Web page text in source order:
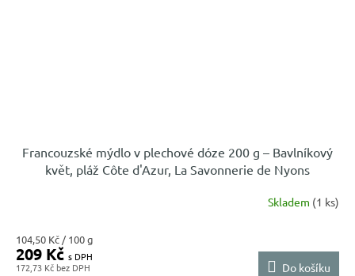
Francouzské mýdlo v plechové dóze 200 g – Bavlníkový
květ, pláž Côte d'Azur, La Savonnerie de Nyons
Skladem (1 ks)
172,73 Kč
209 Kč
Měrná
cena:
104,50 Kč / 100 g
Do košíku